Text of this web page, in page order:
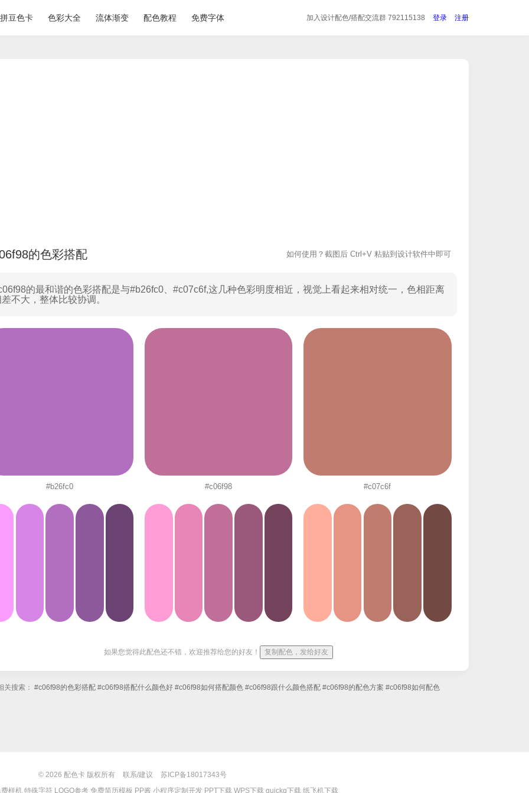
拼豆色卡 色彩大全 流体渐变 配色教程 免费字体 加入设计配色/搭配交流群 792115138 登录 注册
的色彩搭配 如何使用？截图后 Ctrl+V 粘贴到设计软件中即可
的最和谐的色彩搭配是与#b26fc0、 #c07c6f,这几种色彩明度相近，视觉上看起来相对统一，色相距离
不大，整体比较协调。
#b26fc0 #c06f98 #c07c6f
如果您觉得此配色还不错，欢迎推荐给您的好友！ 复制配色，发给好友
关搜索：#c06f98的色彩搭配 #c06f98搭配什么颜色好 #c06f98如何搭配颜色 #c06f98跟什么颜色搭配 #c06f98的配色方案 #c06f98如何配色
© 2026 配色卡版权所有 联系/建议
苏ICP备18017343号
样机 特殊字符 LOGO参考 免费简历模板 PP酱 小程序定制开发 PPT下载 WPS下载 quickq下载 纸飞机下载